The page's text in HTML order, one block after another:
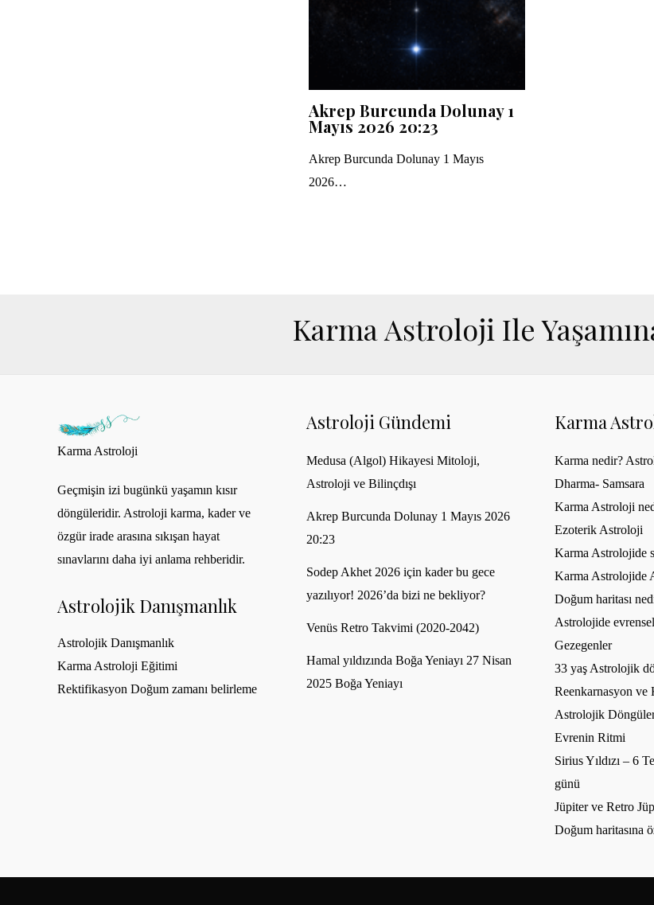
Akrep Burcunda Dolunay 1
Mayıs 2026 20:23
Akrep Burcunda Dolunay 1 Mayıs
2026…
Karma Astroloji Ile
Karma Astroloji
Geçmişin izi bugünkü yaşamın kısır
döngüleridir. Astroloji karma, kader ve
özgür irade arasına sıkışan hayat
sınavlarını daha iyi anlama rehberidir.
Astrolojik Danışmanlık
Astrolojik Danışmanlık
Karma Astroloji Eğitimi
Rektifikasyon Doğum zamanı belirleme
Astroloji Gündemi
Medusa (Algol) Hikayesi Mitoloji,
Astroloji ve Bilinçdışı
Akrep Burcunda Dolunay 1 Mayıs 2026
20:23
Sodep Akhet 2026 için kader bu gece
yazılıyor! 2026’da bizi ne bekliyor?
Venüs Retro Takvimi (2020-2042)
Hamal yıldızında Boğa Yeniayı 27 Nisan
2025 Boğa Yeniayı
Karma
Karma nedir?
Dharma- Samsara
Karma Astroloji
Ezoterik Astroloji
Karma Astrolojide
Karma Astrolojide
Doğum haritası
Astrolojide
Gezegenler
33 yaş Astrolojik
Reenkarnasyon ve
Astrolojik
Evrenin Ritmi
Sirius Yıldızı – 6
günü
Jüpiter ve Retro
Doğum haritasına